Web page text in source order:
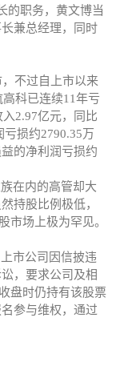
的职务， 黄文博当
兼总经理，同时
不过自上市以来
科已连续11年亏
入2.97亿元，同比
亏损约2790.35万
的净利润亏损约
在内的高管却大
持股比例极低，
市场上极为罕见。
市公司因信披违
，要求公司及相
盘时仍持有该股票
参与维权，通过